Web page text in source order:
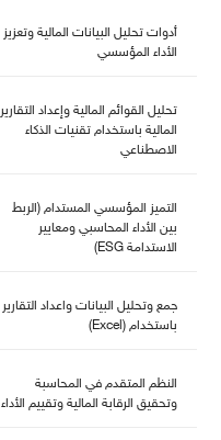
أدوات تحليل البيانات المالية وتعزيز
الأداء المؤسسي
تحليل القوائم المالية وإعداد التقارير
المالية باستخدام تقنيات الذكاء
الاصطناعي
التميز المؤسسي المستدام (الربط
بين الأداء المحاسبي ومعايير
الاستدامة ESG)
جمع وتحليل البيانات واعداد التقارير
باستخدام (Excel)
النظم المتقدم في المحاسبة
وتحقيق الرقابة المالية وتقييم الأداء